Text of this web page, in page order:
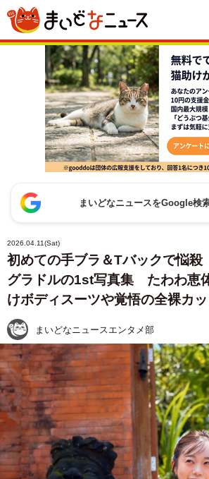
まいどなニュースをGoogle検
2026.04.11(Sat)
初めての手ブラ＆Tバックで悩
グラドルの1st写真集 たわわ恵
けボディスーツや覚悟の全裸カッ
まいどなニュースエンタメ部